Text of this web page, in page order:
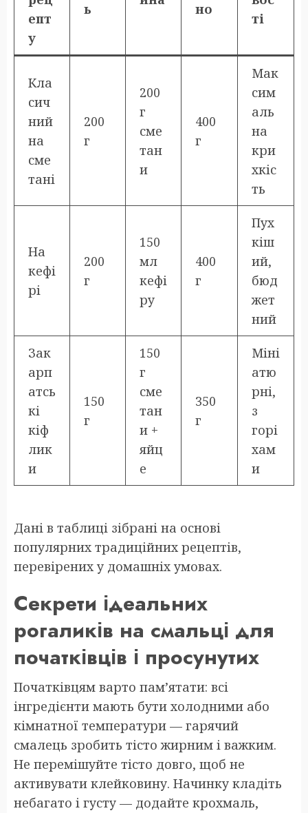
епт
у
ь но
ті
Кла
сич
ний
на
сме
тані
200
г
200
г
сме
тан
и
400
г
Мак
сим
аль
на
кри
хкіс
ть
На
кефі
рі
200
г
150
мл
кефі
ру
400
г
Пух
кіш
ий,
бюд
жет
ний
Зак
арп
атсь
кі
кіф
лик
и
150
г
150
г
сме
тан
и +
яйц
е
350
г
Міні
атю
рні,
з
горі
хам
и
Дані в таблиці зібрані на основі
популярних традиційних рецептів,
перевірених у домашніх умовах.
Секрети ідеальних
рогаликів на смальці для
початківців і просунутих
Початківцям варто пам’ятати: всі
інгредієнти мають бути холодними або
кімнатної температури — гарячий
смалець зробить тісто жирним і важким.
Не перемішуйте тісто довго, щоб не
активувати клейковину. Начинку кладіть
небагато і густу — додайте крохмаль,